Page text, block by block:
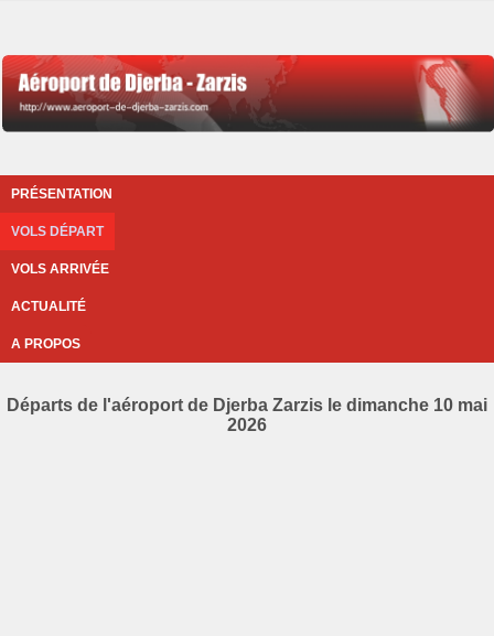
PRÉSENTATION
VOLS DÉPART
VOLS ARRIVÉE
ACTUALITÉ
A PROPOS
Départs de l'aéroport de Djerba Zarzis le dimanche 10 mai
2026